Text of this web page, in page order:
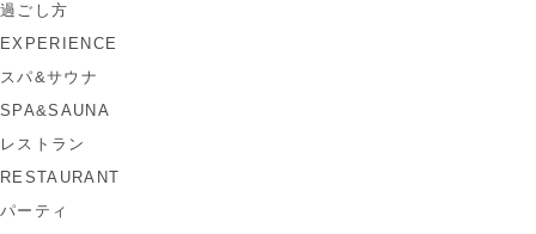
過ごし方
EXPERIENCE
スパ&サウナ
SPA&SAUNA
レストラン
RESTAURANT
パーティ